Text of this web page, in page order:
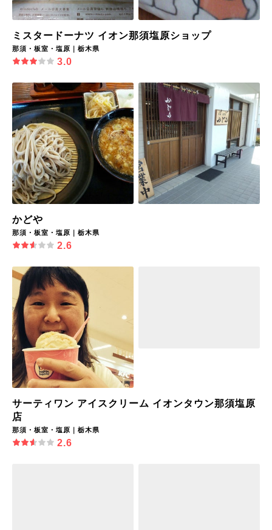
ミスタードーナツ イオン那須塩原ショップ
那須・板室・塩原｜栃木県
3.0
かどや
那須・板室・塩原｜栃木県
2.6
サーティワン アイスクリーム イオンタウン那須塩原
店
那須・板室・塩原｜栃木県
2.6